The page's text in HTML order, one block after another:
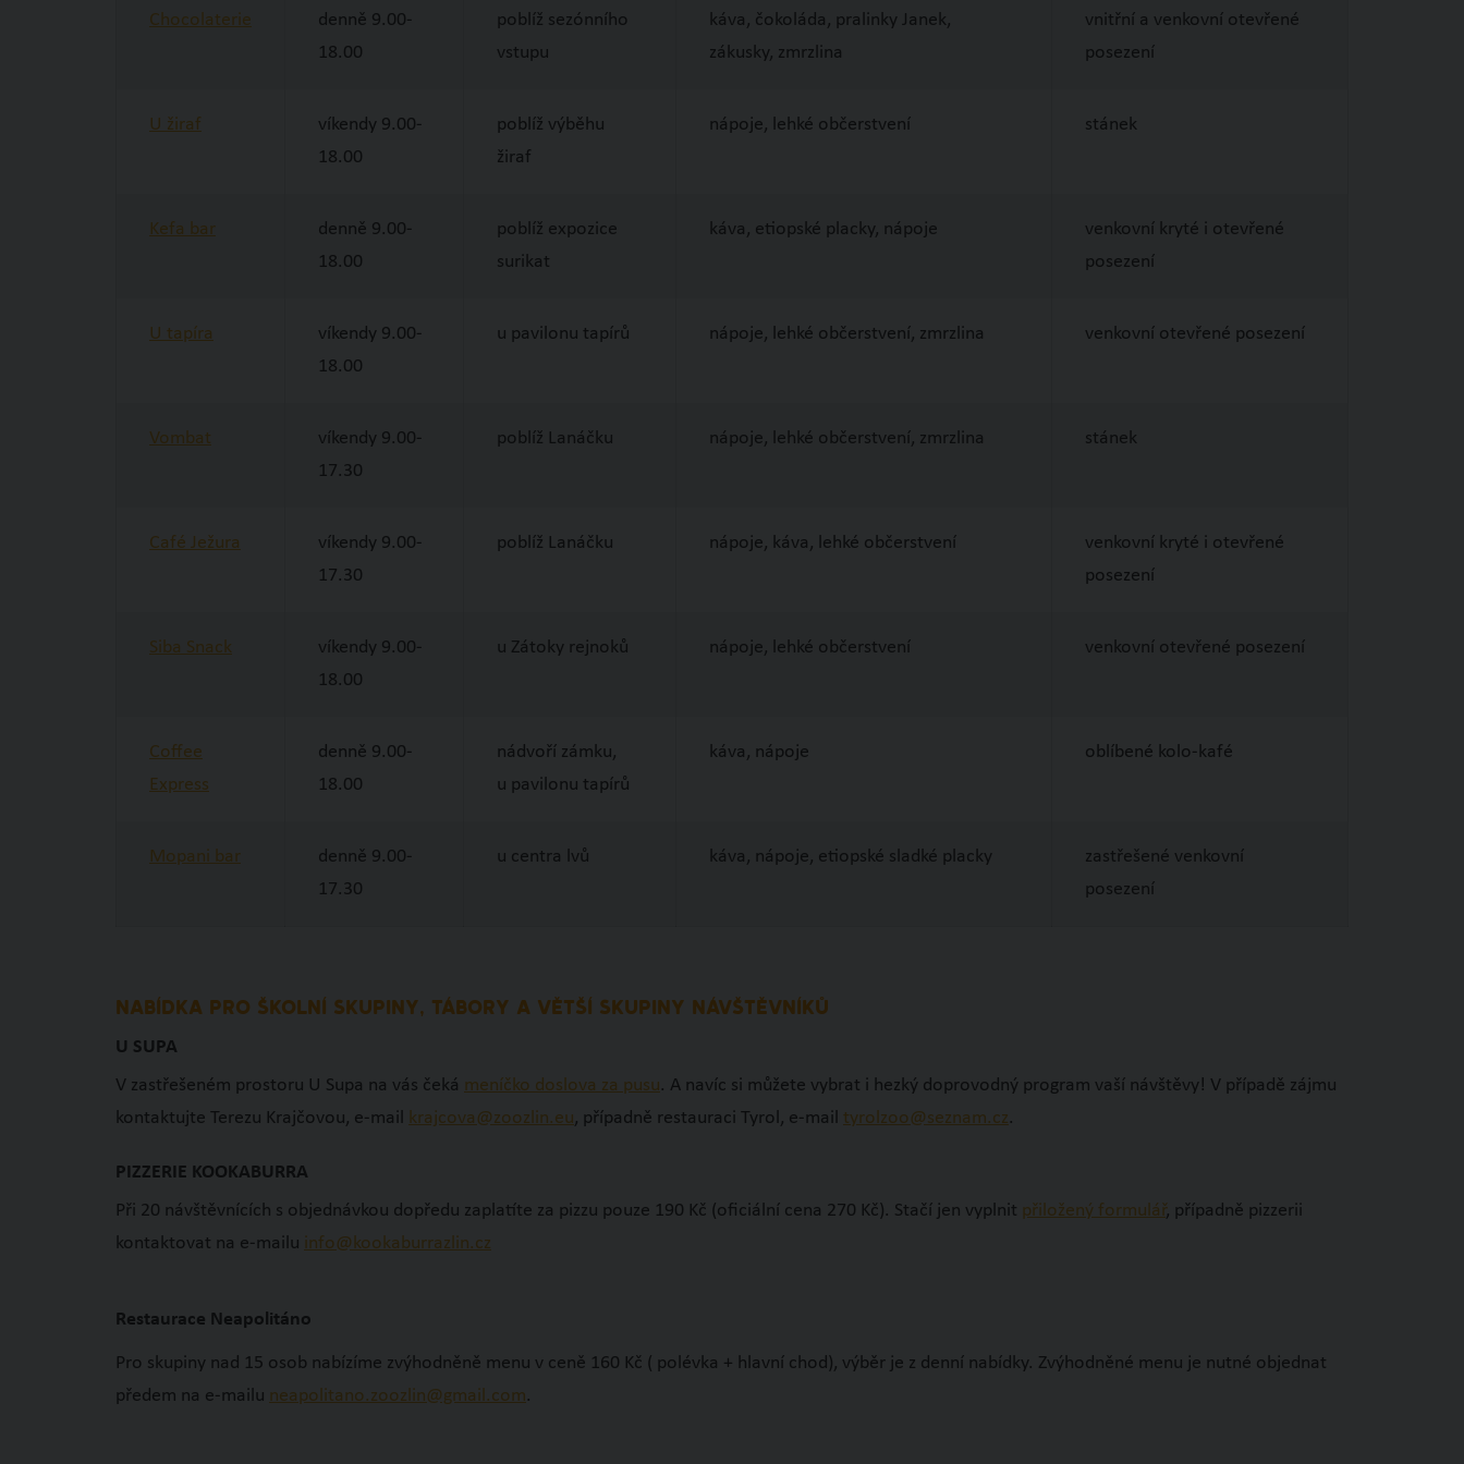
Chocolaterie
denně 9.00-
18.00
poblíž sezónního
vstupu
káva, čokoláda, pralinky Janek,
zákusky, zmrzlina
vnitřní a venkovní otevřené
posezení
U žiraf
víkendy 9.00-
18.00
poblíž výběhu
žiraf
nápoje, lehké občerstvení stánek
Kefa bar
denně 9.00-
18.00
poblíž expozice
surikat
káva, etiopské placky, nápoje
venkovní kryté i otevřené
posezení
U tapíra
víkendy 9.00-
18.00
u pavilonu tapírů nápoje, lehké občerstvení, zmrzlina venkovní otevřené posezení
Vombat
víkendy 9.00-
17.30
poblíž Lanáčku nápoje, lehké občerstvení, zmrzlina stánek
Café Ježura
víkendy 9.00-
17.30
poblíž Lanáčku nápoje, káva, lehké občerstvení
venkovní kryté i otevřené
posezení
Siba Snack
víkendy 9.00-
18.00
u Zátoky rejnoků nápoje, lehké občerstvení venkovní otevřené posezení
Coffee
Express
denně 9.00-
18.00
nádvoří zámku,
u pavilonu tapírů
káva, nápoje oblíbené kolo-kafé
Mopani bar
denně 9.00-
17.30
u centra lvů káva, nápoje, etiopské sladké placky
zastřešené venkovní
posezení
NABÍDKA PRO ŠKOLNÍ SKUPINY, TÁBORY A VĚTŠÍ SKUPINY NÁVŠTĚVNÍKŮ
U SUPA
V zastřešeném prostoru U Supa na vás čeká meníčko doslova za pusu. A navíc si můžete vybrat i hezký doprovodný program vaší návštěvy! V případě zájmu
kontaktujte Terezu Krajčovou, e-mail krajcova@zoozlin.eu, případně restauraci Tyrol, e-mail tyrolzoo@seznam.cz.
PIZZERIE KOOKABURRA
Při 20 návštěvnících s objednávkou dopředu zaplatíte za pizzu pouze 190 Kč (oficiální cena 270 Kč). Stačí jen vyplnit přiložený formulář, případně pizzerii
kontaktovat na e-mailu info@kookaburrazlin.cz
Restaurace Neapolitáno
Pro skupiny nad 15 osob nabízíme zvýhodněně menu v ceně 160 Kč ( polévka + hlavní chod), výběr je z denní nabídky. Zvýhodněné menu je nutné objednat
předem na e-mailu neapolitano.zoozlin@gmail.com.